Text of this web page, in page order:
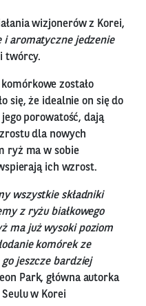
wizjonerów z Korei,
i aromatyczne jedzenie
twórcy.
zostało
się, że idealnie on się do
porowatość, dają
dla nowych
ryż ma w sobie
ich wzrost.
wszystkie składniki
z ryżu białkowego
ma już wysoki poziom
komórek ze
jeszcze bardziej
Park, główna autorka
w Korei